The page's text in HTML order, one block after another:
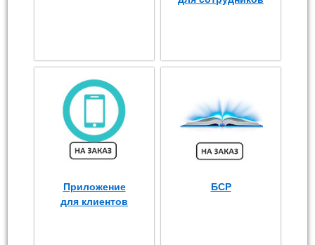
Приложение
для клиентов
БСР